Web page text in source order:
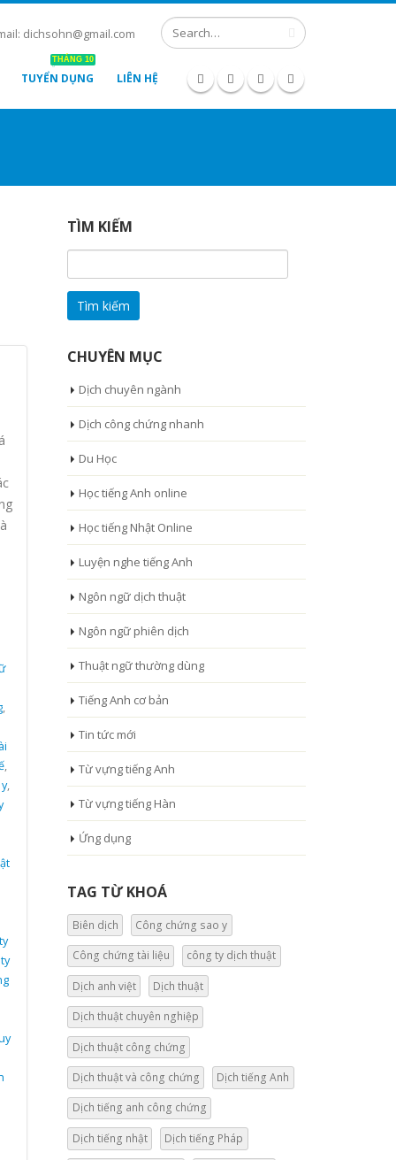
dichsohn@gmail.com
TUYỂN DỤNG
THÁNG 10
LIÊN HỆ
,
,
,
TÌM KIẾM
kiếm
cho:
CHUYÊN MỤC
Dịch chuyên ngành
Dịch công chứng nhanh
Du Học
Học tiếng Anh online
Học tiếng Nhật Online
Luyện nghe tiếng Anh
Ngôn ngữ dịch thuật
Ngôn ngữ phiên dịch
Thuật ngữ thường dùng
Tiếng Anh cơ bản
Tin tức mới
Từ vựng tiếng Anh
Từ vựng tiếng Hàn
Ứng dụng
TAG TỪ KHOÁ
Biên dịch Công chứng sao y
Công chứng tài liệu công ty dịch thuật
Dịch anh việt Dịch thuật
Dịch thuật chuyên nghiệp
Dịch thuật công chứng
Dịch thuật và công chứng Dịch tiếng Anh
Dịch tiếng anh công chứng
Dịch tiếng nhật Dịch tiếng Pháp